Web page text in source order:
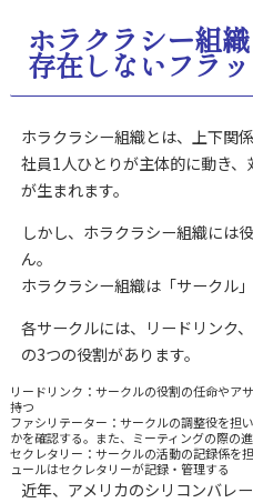
ホラクラシー組
存在しないフラ
ホラクラシー組織とは、上下関
社員1人ひとりが主体的に動き
が生まれます。
しかし、ホラクラシー組織には
ん。
ホラクラシー組織は「サークル
各サークルには、リードリンク
の3つの役割があります。
リードリンク：サークルの役割の任命やア
持つ
ファシリテーター：サークルの調整役を担
かを確認する。また、ミーティングの際の
セクレタリー：サークルの活動の記録係を
ュールはセクレタリーが記録・管理する
近年、アメリカのシリコンバレ